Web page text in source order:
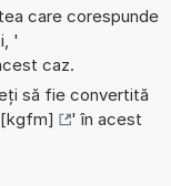
care corespunde
'
caz.
să fie convertită
' în acest